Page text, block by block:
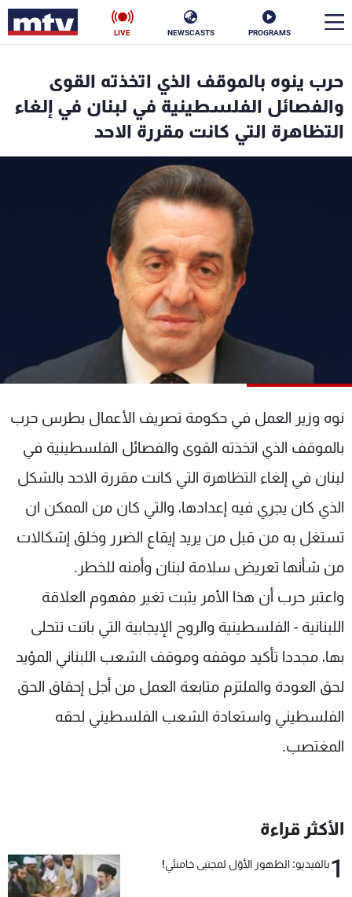
PROGRAMS
NEWSCASTS
LIVE
حرب ينوه بالموقف الذي اتخذته القوى
والفصائل الفلسطينية في لبنان في إلغاء
التظاهرة التي كانت مقررة الاحد
نوه وزير العمل في حكومة تصريف الأعمال بطرس حرب
بالموقف الذي اتخذته القوى والفصائل الفلسطينية في
لبنان في إلغاء التظاهرة التي كانت مقررة الاحد بالشكل
الذي كان يجري فيه إعدادها، والتي كان من الممكن ان
تستغل به من قبل من يريد إيقاع الضرر وخلق إشكالات
من شأنها تعريض سلامة لبنان وأمنه للخطر.
واعتبر حرب أن هذا الأمر يثبت تغير مفهوم العلاقة
اللبنانية - الفلسطينية والروح الإيجابية التي باتت تتحلى
بها، مجددا تأكيد موقفه وموقف الشعب اللبناني المؤيد
لحق العودة والملتزم متابعة العمل من أجل إحقاق الحق
الفلسطيني واستعادة الشعب الفلسطيني لحقه
المغتصب.
الأكثر قراءة
1بالفيديو: الظهور الأوّل لمجتبى خامنئي!
الأخبار
سياسة ناس
فن
رياضة
جدول البرامج
شاهد البرامج
الترددات
عن MTV
الإنـتـاج
لاعلاناتكم
وظائف
تواصل معنا
شروط الإسـتخدام
سياسة الخصوصية